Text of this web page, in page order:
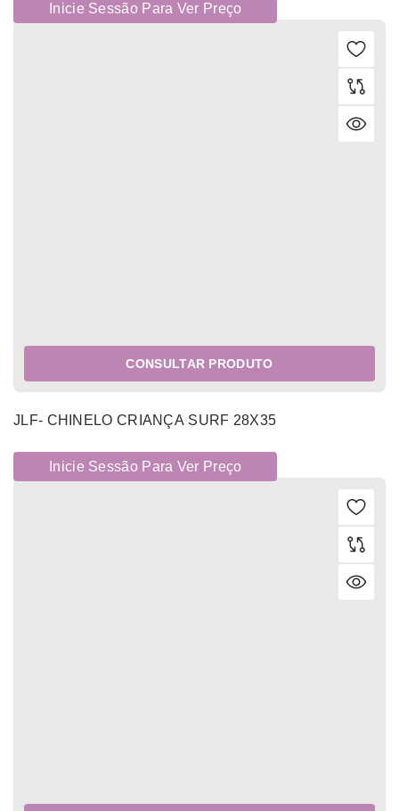
Inicie Sessão Para Ver Preço
CONSULTAR PRODUTO
JLF- CHINELO CRIANÇA SURF 28X35
Inicie Sessão Para Ver Preço